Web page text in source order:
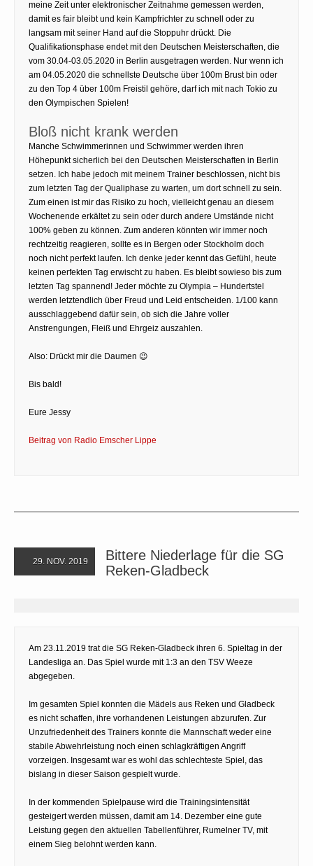
meine Zeit unter elektronischer Zeitnahme gemessen werden,
damit es fair bleibt und kein Kampfrichter zu schnell oder zu
langsam mit seiner Hand auf die Stoppuhr drückt. Die
Qualifikationsphase endet mit den Deutschen Meisterschaften, die
vom 30.04-03.05.2020 in Berlin ausgetragen werden. Nur wenn ich
am 04.05.2020 die schnellste Deutsche über 100m Brust bin oder
zu den Top 4 über 100m Freistil gehöre, darf ich mit nach Tokio zu
den Olympischen Spielen!
Bloß nicht krank werden
Manche Schwimmerinnen und Schwimmer werden ihren
Höhepunkt sicherlich bei den Deutschen Meisterschaften in Berlin
setzen. Ich habe jedoch mit meinem Trainer beschlossen, nicht bis
zum letzten Tag der Qualiphase zu warten, um dort schnell zu sein.
Zum einen ist mir das Risiko zu hoch, vielleicht genau an diesem
Wochenende erkältet zu sein oder durch andere Umstände nicht
100% geben zu können. Zum anderen könnten wir immer noch
rechtzeitig reagieren, sollte es in Bergen oder Stockholm doch
noch nicht perfekt laufen. Ich denke jeder kennt das Gefühl, heute
keinen perfekten Tag erwischt zu haben. Es bleibt sowieso bis zum
letzten Tag spannend! Jeder möchte zu Olympia – Hundertstel
werden letztendlich über Freud und Leid entscheiden. 1/100 kann
ausschlaggebend dafür sein, ob sich die Jahre voller
Anstrengungen, Fleiß und Ehrgeiz auszahlen.
Also: Drückt mir die Daumen 😉
Bis bald!
Eure Jessy
Beitrag von Radio Emscher Lippe
29. NOV. 2019
Bittere Niederlage für die SG
Reken-Gladbeck
Am 23.11.2019 trat die SG Reken-Gladbeck ihren 6. Spieltag in der
Landesliga an. Das Spiel wurde mit 1:3 an den TSV Weeze
abgegeben.
Im gesamten Spiel konnten die Mädels aus Reken und Gladbeck
es nicht schaffen, ihre vorhandenen Leistungen abzurufen. Zur
Unzufriedenheit des Trainers konnte die Mannschaft weder eine
stabile Abwehrleistung noch einen schlagkräftigen Angriff
vorzeigen. Insgesamt war es wohl das schlechteste Spiel, das
bislang in dieser Saison gespielt wurde.
In der kommenden Spielpause wird die Trainingsintensität
gesteigert werden müssen, damit am 14. Dezember eine gute
Leistung gegen den aktuellen Tabellenführer, Rumelner TV, mit
einem Sieg belohnt werden kann.